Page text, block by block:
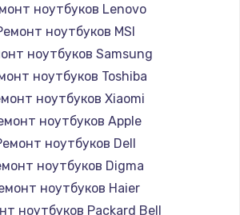
ноутбуков Lenovo
ноутбуков MSI
ноутбуков Samsung
ноутбуков Toshiba
ноутбуков Xiaomi
ноутбуков Apple
ноутбуков Dell
ноутбуков Digma
ноутбуков Haier
ноутбуков Packard Bell